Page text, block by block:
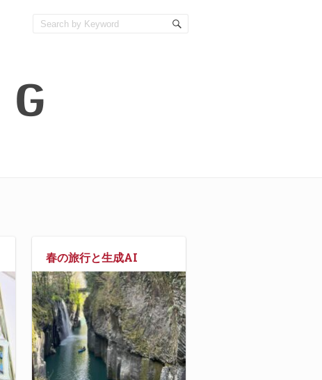
春の旅行と生成AI